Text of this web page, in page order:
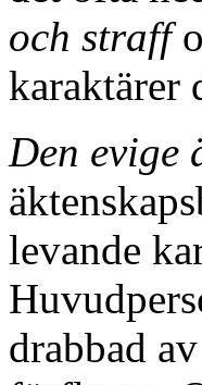
och straff
karaktärer
Den evige
levande
drabbad